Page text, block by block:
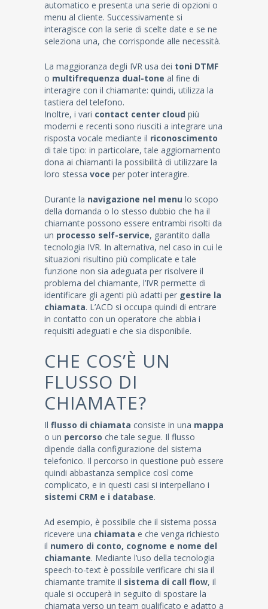
automatico e presenta una serie di opzioni o
menu al cliente. Successivamente si
interagisce con la serie di scelte date e se ne
seleziona una, che corrisponde alle necessità.
La maggioranza degli IVR usa dei toni DTMF
o multifrequenza dual-tone al fine di
interagire con il chiamante: quindi, utilizza la
tastiera del telefono.
Inoltre, i vari contact center cloud più
moderni e recenti sono riusciti a integrare una
risposta vocale mediante il riconoscimento
di tale tipo: in particolare, tale aggiornamento
dona ai chiamanti la possibilità di utilizzare la
loro stessa voce per poter interagire.
Durante la navigazione nel menu lo scopo
della domanda o lo stesso dubbio che ha il
chiamante possono essere entrambi risolti da
un processo self-service, garantito dalla
tecnologia IVR. In alternativa, nel caso in cui le
situazioni risultino più complicate e tale
funzione non sia adeguata per risolvere il
problema del chiamante, l’IVR permette di
identificare gli agenti più adatti per gestire la
chiamata. L’ACD si occupa quindi di entrare
in contatto con un operatore che abbia i
requisiti adeguati e che sia disponibile.
CHE COS’È UN
FLUSSO DI
CHIAMATE?
Il flusso di chiamata consiste in una mappa
o un percorso che tale segue. Il flusso
dipende dalla configurazione del sistema
telefonico. Il percorso in questione può essere
quindi abbastanza semplice così come
complicato, e in questi casi si interpellano i
sistemi CRM e i database.
Ad esempio, è possibile che il sistema possa
ricevere una chiamata e che venga richiesto
il numero di conto, cognome e nome del
chiamante. Mediante l’uso della tecnologia
speech-to-text è possibile verificare chi sia il
chiamante tramite il sistema di call flow, il
quale si occuperà in seguito di spostare la
chiamata verso un team qualificato e adatto a